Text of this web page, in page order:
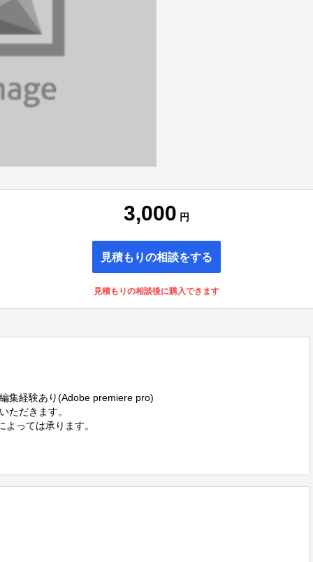
3,000 円
見積もりの相談をする
見積もりの相談後に購入できます
集経験あり(Adobe premiere pro)
ただきます。
っては承ります。